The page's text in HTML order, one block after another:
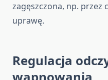
zagęszczona, np. przez
uprawę.
Regulacja